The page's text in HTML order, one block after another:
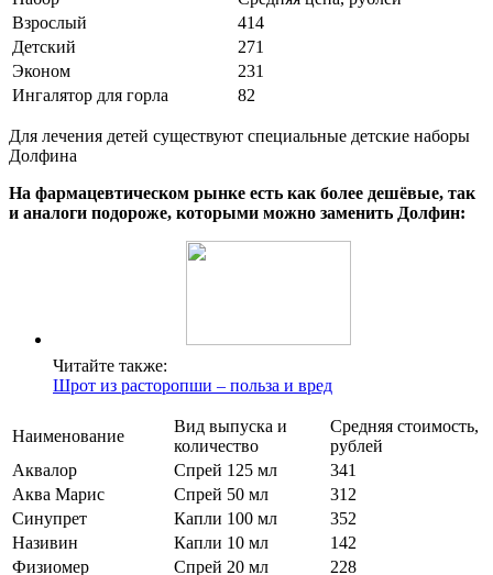
Взрослый
414
Детский
271
Эконом
231
Ингалятор для горла
82
Для лечения детей существуют специальные детские наборы
Долфина
На фармацевтическом рынке есть как более дешёвые, так
и аналоги подороже, которыми можно заменить Долфин:
Читайте также:
Шрот из расторопши – польза и вред
Наименование
Вид выпуска и
количество
Средняя стоимость,
рублей
Аквалор
Спрей 125 мл
341
Аква Марис
Спрей 50 мл
312
Синупрет
Капли 100 мл
352
Називин
Капли 10 мл
142
Физиомер
Спрей 20 мл
228